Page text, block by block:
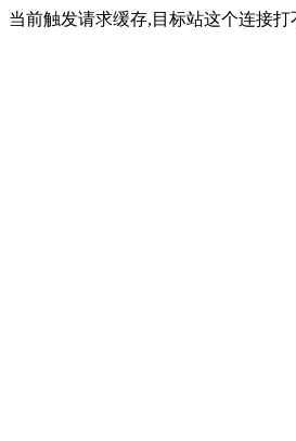
当前触发请求缓存,目标站这个连接